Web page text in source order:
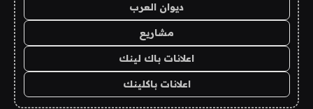
ديوان العرب
مشاريع
اعلانات باك لينك
اعلانات باكلينك